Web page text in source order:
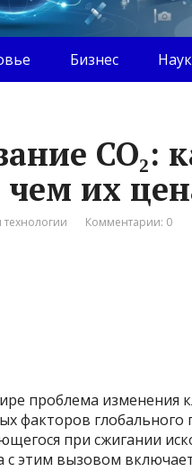
Бизнес
CO₂:
чем их
технологии Комментарии: 0
проблема изменения
факторов глобального
при сжигании
с этим вызовом